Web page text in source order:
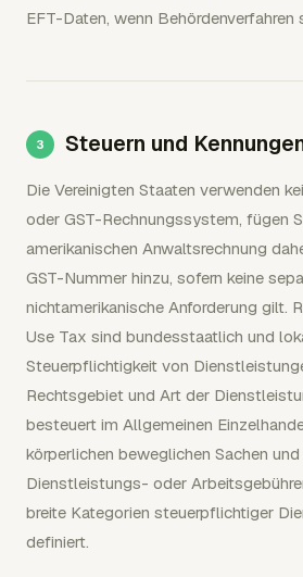
EFT-Daten, wenn Behördenverfahren
Steuern und
Die Vereinigten Staaten verwenden
oder GST-Rechnungssystem, fügen
amerikanischen Anwaltsrechnung
GST-Nummer hinzu, sofern keine
nichtamerikanische Anforderung gilt.
Use Tax sind bundesstaatlich und
Steuerpflichtigkeit von
Rechtsgebiet und Art der
besteuert im Allgemeinen
körperlichen beweglichen Sachen
Dienstleistungs- oder
breite Kategorien steuerpflichtiger
definiert.